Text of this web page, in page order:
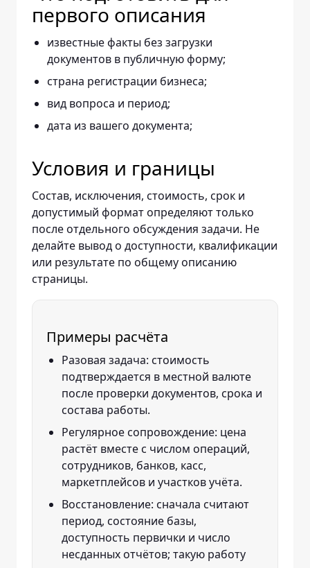
первого описания
известные факты без загрузки
документов в публичную форму;
страна регистрации бизнеса;
вид вопроса и период;
дата из вашего документа;
Условия и границы
Состав, исключения, стоимость, срок и
допустимый формат определяют только
после отдельного обсуждения задачи. Не
делайте вывод о доступности, квалификации
или результате по общему описанию
страницы.
Примеры расчёта
Разовая задача: стоимость
подтверждается в местной валюте
после проверки документов, срока и
состава работы.
Регулярное сопровождение: цена
растёт вместе с числом операций,
сотрудников, банков, касс,
маркетплейсов и участков учёта.
Восстановление: сначала считают
период, состояние базы,
доступность первички и число
несданных отчётов; такую работу